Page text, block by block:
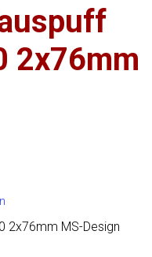
2x76mm
2x76mm MS-Design